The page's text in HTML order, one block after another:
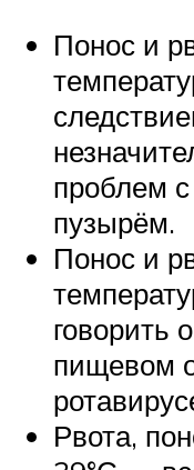
Понос и
проблем
пузырём.
Понос и
говорить
пищевом
Рвота,